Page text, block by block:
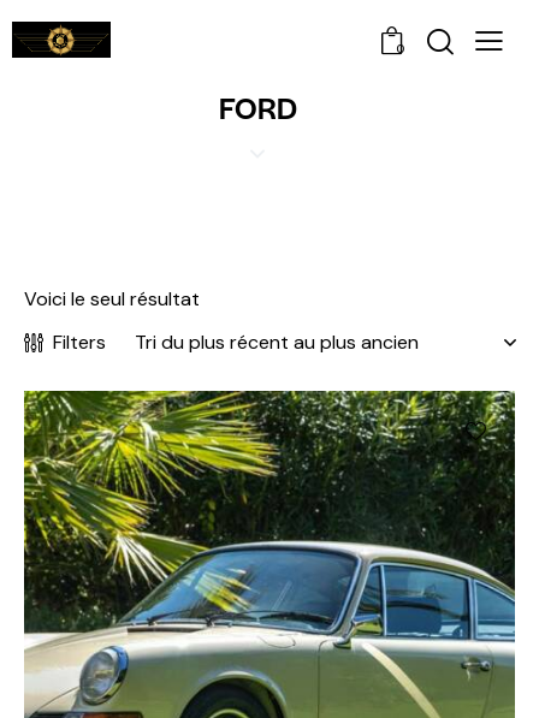
0
FORD
Voici le seul résultat
Filters